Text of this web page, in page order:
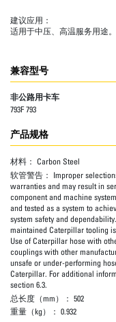
建议应用：
适用于中压、高温服务用途
兼容型号
非公路用卡车
793F 793
产品规格
材料： Carbon Steel
软管警告： Improper
warranties and may result in
component and machine
and tested as a system to
system safety and
maintained Caterpillar tooling
Use of Caterpillar hose with
couplings with other
unsafe or under-performing
Caterpillar. For additional
section 6.3.
总长度（mm）： 502
重量（kg）： 0.932